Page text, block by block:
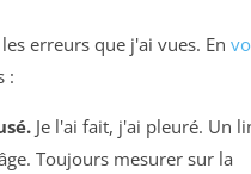
erreurs que j'ai vues. En
:
Je l'ai fait, j'ai pleuré. Un
Toujours mesurer sur la